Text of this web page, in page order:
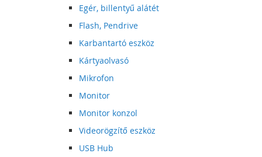
Egér, billentyű alátét
Flash, Pendrive
Karbantartó eszköz
Kártyaolvasó
Mikrofon
Monitor
Monitor konzol
Videorögzítő eszköz
USB Hub